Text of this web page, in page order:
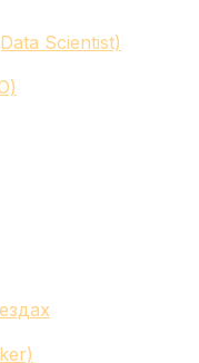
Scientist)